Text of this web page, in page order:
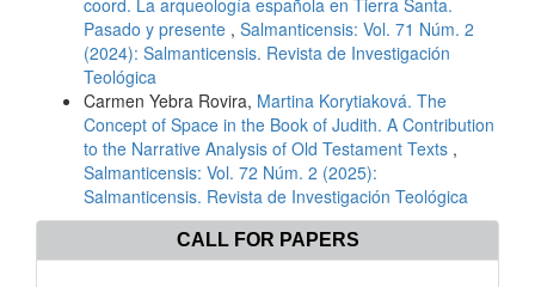
coord. La arqueología española en Tierra Santa.
Pasado y presente , Salmanticensis: Vol. 71 Núm. 2
(2024): Salmanticensis. Revista de Investigación
Teológica
Carmen Yebra Rovira, Martina Korytiaková. The
Concept of Space in the Book of Judith. A Contribution
to the Narrative Analysis of Old Testament Texts ,
Salmanticensis: Vol. 72 Núm. 2 (2025):
Salmanticensis. Revista de Investigación Teológica
CALL FOR PAPERS